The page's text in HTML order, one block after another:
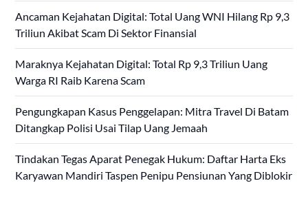
Ancaman Kejahatan Digital: Total Uang WNI Hilang Rp 9,3
Triliun Akibat Scam Di Sektor Finansial
Maraknya Kejahatan Digital: Total Rp 9,3 Triliun Uang
Warga RI Raib Karena Scam
Pengungkapan Kasus Penggelapan: Mitra Travel Di Batam
Ditangkap Polisi Usai Tilap Uang Jemaah
Tindakan Tegas Aparat Penegak Hukum: Daftar Harta Eks
Karyawan Mandiri Taspen Penipu Pensiunan Yang Diblokir